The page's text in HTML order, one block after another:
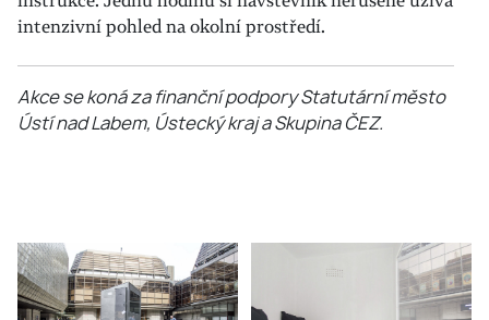
intenzivní pohled na okolní prostředí.
Akce se koná za finanční podpory Statutární město
Ústí nad Labem, Ústecký kraj a Skupina ČEZ.